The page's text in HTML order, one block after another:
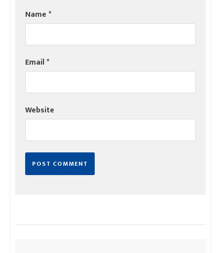
Name*
Email*
Website